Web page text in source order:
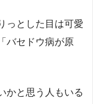
っとした目は可愛
バセドウ病が原
かと思う人もいる